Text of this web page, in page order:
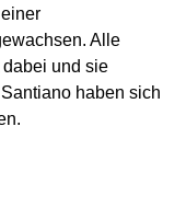
Alle
und sie
haben sich